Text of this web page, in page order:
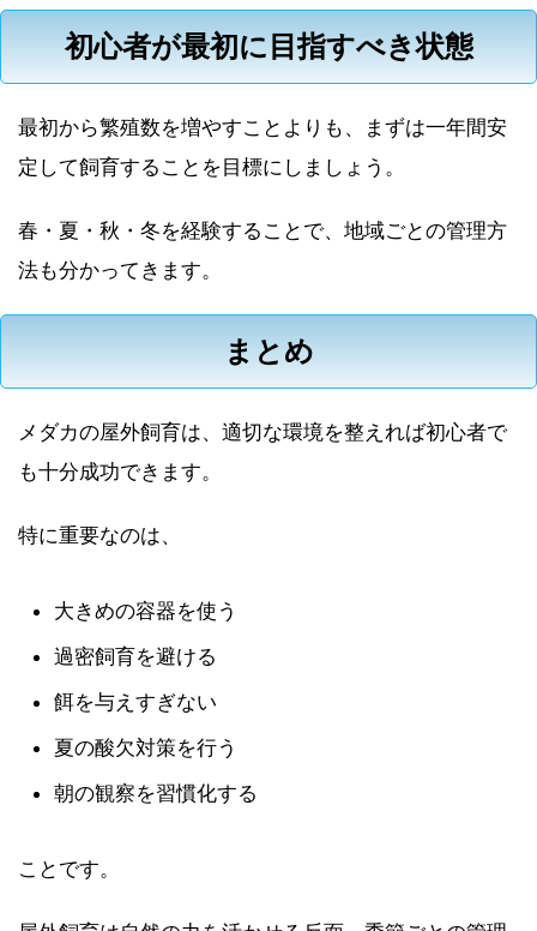
初心者が最初に目指すべき状態
最初から繁殖数を増やすことよりも、まずは一年間安
定して飼育することを目標にしましょう。
春・夏・秋・冬を経験することで、地域ごとの管理方
法も分かってきます。
まとめ
メダカの屋外飼育は、適切な環境を整えれば初心者で
も十分成功できます。
特に重要なのは、
大きめの容器を使う
過密飼育を避ける
餌を与えすぎない
夏の酸欠対策を行う
朝の観察を習慣化する
ことです。